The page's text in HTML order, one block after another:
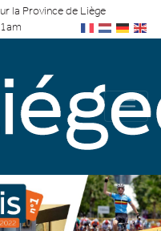
la Province de Liège